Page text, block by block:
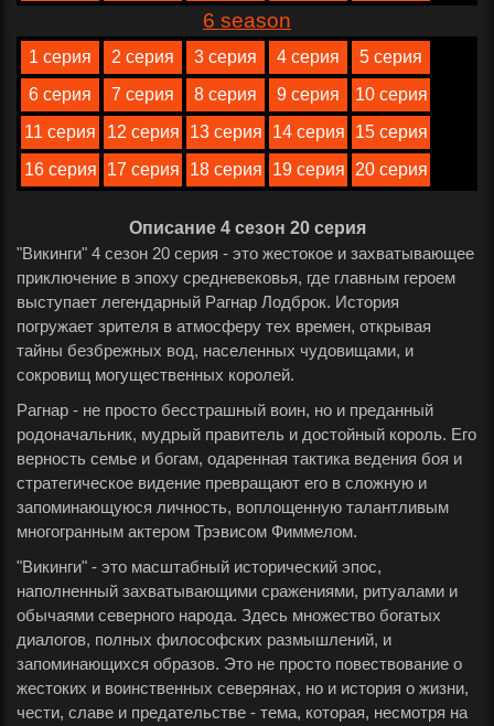
6 season
1 серия 2 серия 3 серия 4 серия
5 серия
6 серия
7 серия 8 серия 9 серия
10 серия
11 серия
12 серия 13 серия 14 серия
15 серия
16 серия
17 серия 18 серия 19 серия 20 серия
Описание 4 сезон 20 серия
"Викинги" 4 сезон 20 серия - это жестокое и захватывающее
приключение в эпоху средневековья, где главным героем
выступает легендарный Рагнар Лодброк. История
погружает зрителя в атмосферу тех времен, открывая
тайны безбрежных вод, населенных чудовищами, и
сокровищ могущественных королей.
Рагнар - не просто бесстрашный воин, но и преданный
родоначальник, мудрый правитель и достойный король. Его
верность семье и богам, одаренная тактика ведения боя и
стратегическое видение превращают его в сложную и
запоминающуюся личность, воплощенную талантливым
многогранным актером Трэвисом Фиммелом.
"Викинги" - это масштабный исторический эпос,
наполненный захватывающими сражениями, ритуалами и
обычаями северного народа. Здесь множество богатых
диалогов, полных философских размышлений, и
запоминающихся образов. Это не просто повествование о
жестоких и воинственных северянах, но и история о жизни,
чести, славе и предательстве - тема, которая, несмотря на